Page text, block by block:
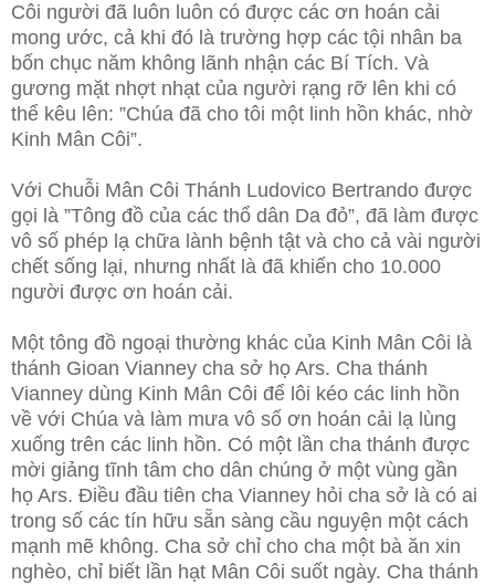
Côi người đã luôn luôn có được các ơn hoán cải
mong ước, cả khi đó là trường hợp các tội nhân ba
bốn chục năm không lãnh nhận các Bí Tích. Và
gương mặt nhợt nhạt của người rạng rỡ lên khi có
thể kêu lên: ”Chúa đã cho tôi một linh hồn khác, nhờ
Kinh Mân Côi”.
Với Chuỗi Mân Côi Thánh Ludovico Bertrando được
gọi là ”Tông đồ của các thổ dân Da đỏ”, đã làm được
vô số phép lạ chữa lành bệnh tật và cho cả vài người
chết sống lại, nhưng nhất là đã khiến cho 10.000
người được ơn hoán cải.
Một tông đồ ngoại thường khác của Kinh Mân Côi là
thánh Gioan Vianney cha sở họ Ars. Cha thánh
Vianney dùng Kinh Mân Côi để lôi kéo các linh hồn
về với Chúa và làm mưa vô số ơn hoán cải lạ lùng
xuống trên các linh hồn. Có một lần cha thánh được
mời giảng tĩnh tâm cho dân chúng ở một vùng gần
họ Ars. Điều đầu tiên cha Vianney hỏi cha sở là có ai
trong số các tín hữu sẵn sàng cầu nguyện một cách
mạnh mẽ không. Cha sở chỉ cho cha một bà ăn xin
nghèo, chỉ biết lần hạt Mân Côi suốt ngày. Cha thánh